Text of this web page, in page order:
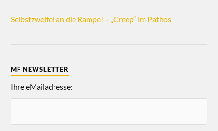
Selbstzweifel an die Rampe! – „Creep“ im Pathos
MF NEWSLETTER
Ihre eMailadresse: